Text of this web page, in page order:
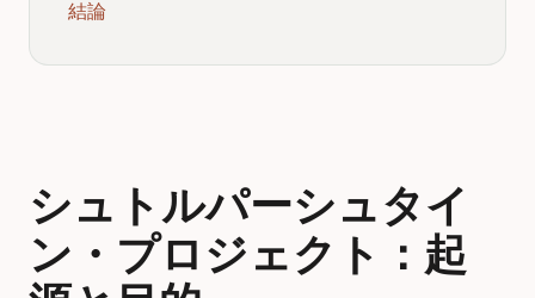
結論
シュトルパーシュタイ
ン・プロジェクト：起